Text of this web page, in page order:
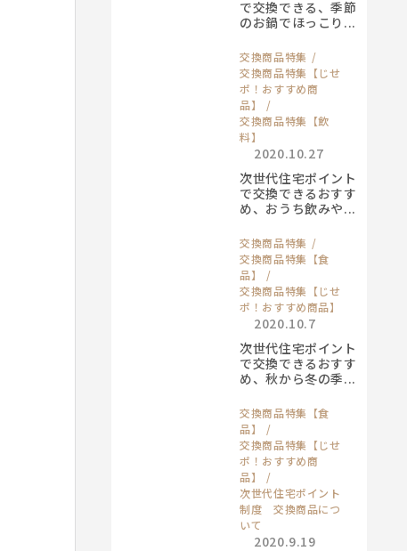
で交換できる、季節
のお鍋でほっこり...
交換商品特集
交換商品特集【じせ
ポ！おすすめ商
品】
交換商品特集【飲
料】
2020.10.27
次世代住宅ポイント
で交換できるおすす
め、おうち飲みや...
交換商品特集
交換商品特集【食
品】
交換商品特集【じせ
ポ！おすすめ商品】
2020.10.7
次世代住宅ポイント
で交換できるおすす
め、秋から冬の季...
交換商品特集【食
品】
交換商品特集【じせ
ポ！おすすめ商
品】
次世代住宅ポイント
制度 交換商品につ
いて
2020.9.19